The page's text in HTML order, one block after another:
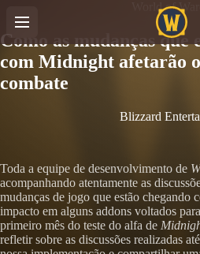
World of
Como as mudanças que
com Midnight afetarão
combate
Blizzard
Toda a equipe de desenvolvimento de
acompanhando atentamente as
mudanças de jogo que estão chegando
impacto em alguns addons voltados
primeiro mês do teste do alfa de
refletir sobre as discussões realizadas